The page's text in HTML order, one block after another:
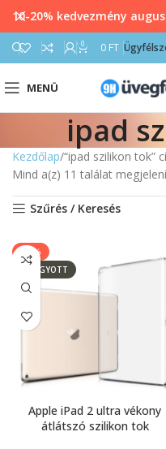
0 0 FT
MENÜ
ipad
Kezdőlap “ipad szilikon tok”
Mind a(z) 11 találat
Szűrés / Keresés
-17%
ELFOGYOTT
Apple iPad 2 ultra vékony
átlátszó szilikon tok
10-20% kedvezmény